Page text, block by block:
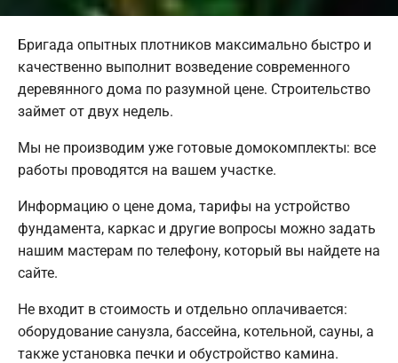
Бригада опытных плотников максимально быстро и
качественно выполнит возведение современного
деревянного дома по разумной цене. Строительство
займет от двух недель.
Мы не производим уже готовые домокомплекты: все
работы проводятся на вашем участке.
Информацию о цене дома, тарифы на устройство
фундамента, каркас и другие вопросы можно задать
нашим мастерам по телефону, который вы найдете на
сайте.
Не входит в стоимость и отдельно оплачивается:
оборудование санузла, бассейна, котельной, сауны, а
также установка печки и обустройство камина.